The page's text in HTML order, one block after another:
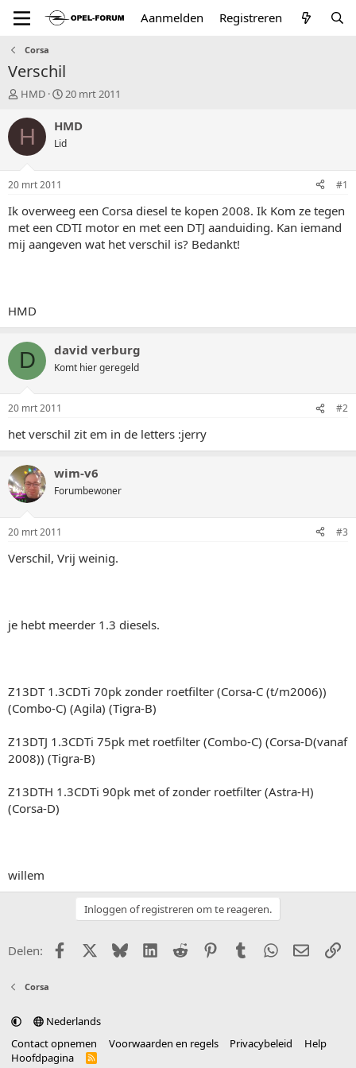
Aanmelden Registreren
Corsa
Verschil
T
p
a
r
e
r
HMD
S
a
r
t
u
m
20 mrt 2011
H HMD
Lid
20 mrt 2011 #1
Ik overweeg een Corsa diesel te kopen 2008. Ik Kom ze tegen
met een CDTI motor en met een DTJ aanduiding. Kan iemand
mij aangeven wat het verschil is? Bedankt!
HMD
D david verburg
Komt hier geregeld
20 mrt 2011 #2
het verschil zit em in de letters :jerry
wim-v6
Forumbewoner
20 mrt 2011 #3
Verschil, Vrij weinig.
je hebt meerder 1.3 diesels.
Z13DT 1.3CDTi 70pk zonder roetfilter (Corsa-C (t/m2006))
(Combo-C) (Agila) (Tigra-B)
Z13DTJ 1.3CDTi 75pk met roetfilter (Combo-C) (Corsa-D(vanaf
2008)) (Tigra-B)
Z13DTH 1.3CDTi 90pk met of zonder roetfilter (Astra-H)
(Corsa-D)
willem
Inloggen of registreren om te reageren.
Delen: FacebookX (Twitter)
BlueskyLinkedIn
Reddit PinterestTumblr WhatsApp
E-mail
Corsa
Nederlands
Contact opnemen
Voorwaarden en regels Privacybeleid
Help
Hoofdpagina
R